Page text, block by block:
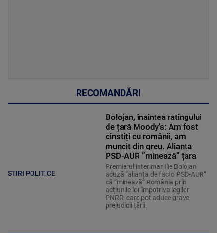
RECOMANDĂRI
STIRI POLITICE
Bolojan, înaintea ratingului
de țară Moody’s: Am fost
cinstiți cu românii, am
muncit din greu. Alianța
PSD-AUR ”minează” țara
Premierul interimar Ilie Bolojan
acuză ”alianța de facto PSD-AUR”
că ”minează” România prin
acțiunile lor împotriva legilor
PNRR, care pot aduce grave
prejudicii țării.